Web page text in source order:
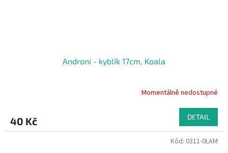
Androni - kyblík 17cm, Koala
Momentálně nedostupné
40 Kč DETAIL
Kód: 0311-0LAM